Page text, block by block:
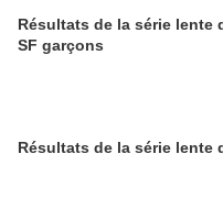
Résultats de la série lente
SF garçons
Résultats de la série lente